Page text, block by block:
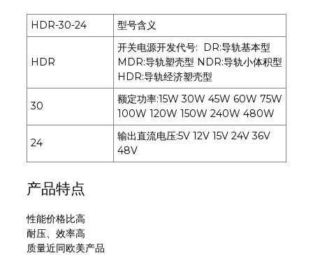
HDR-30-24 型号含义
HDR
开关电源开发代号: DR:导轨基本型
MDR:导轨塑壳型 NDR:导轨小体积型
HDR:导轨经济塑壳型
30
额定功率:15W 30W 45W 60W 75W
100W 120W 150W 240W 480W
24
输出直流电压:5V 12V 15V 24V 36V
48V
产品特点
性能价格比高
耐压、效率高
质量近同欧美产品